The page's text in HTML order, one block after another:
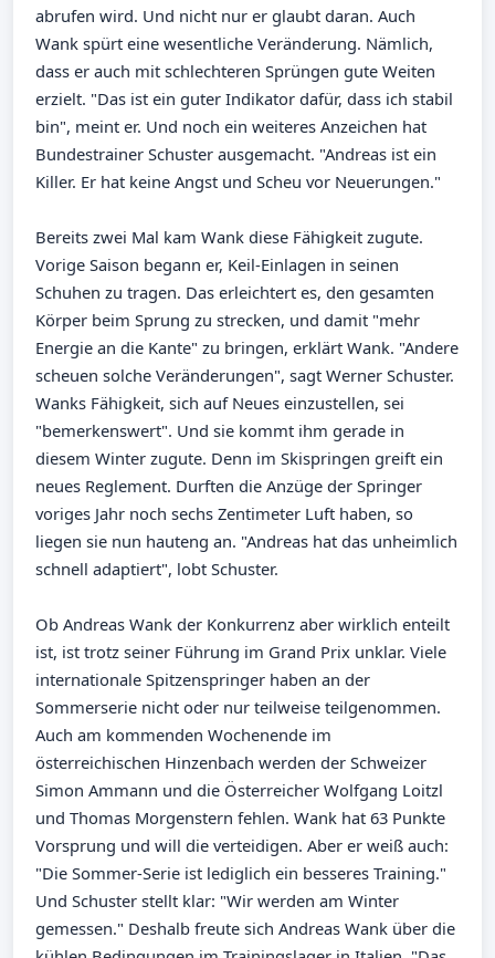
abrufen wird. Und nicht nur er glaubt daran. Auch
Wank spürt eine wesentliche Veränderung. Nämlich,
dass er auch mit schlechteren Sprüngen gute Weiten
erzielt. "Das ist ein guter Indikator dafür, dass ich stabil
bin", meint er. Und noch ein weiteres Anzeichen hat
Bundestrainer Schuster ausgemacht. "Andreas ist ein
Killer. Er hat keine Angst und Scheu vor Neuerungen."
Bereits zwei Mal kam Wank diese Fähigkeit zugute.
Vorige Saison begann er, Keil-Einlagen in seinen
Schuhen zu tragen. Das erleichtert es, den gesamten
Körper beim Sprung zu strecken, und damit "mehr
Energie an die Kante" zu bringen, erklärt Wank. "Andere
scheuen solche Veränderungen", sagt Werner Schuster.
Wanks Fähigkeit, sich auf Neues einzustellen, sei
"bemerkenswert". Und sie kommt ihm gerade in
diesem Winter zugute. Denn im Skispringen greift ein
neues Reglement. Durften die Anzüge der Springer
voriges Jahr noch sechs Zentimeter Luft haben, so
liegen sie nun hauteng an. "Andreas hat das unheimlich
schnell adaptiert", lobt Schuster.
Ob Andreas Wank der Konkurrenz aber wirklich enteilt
ist, ist trotz seiner Führung im Grand Prix unklar. Viele
internationale Spitzenspringer haben an der
Sommerserie nicht oder nur teilweise teilgenommen.
Auch am kommenden Wochenende im
österreichischen Hinzenbach werden der Schweizer
Simon Ammann und die Österreicher Wolfgang Loitzl
und Thomas Morgenstern fehlen. Wank hat 63 Punkte
Vorsprung und will die verteidigen. Aber er weiß auch:
"Die Sommer-Serie ist lediglich ein besseres Training."
Und Schuster stellt klar: "Wir werden am Winter
gemessen." Deshalb freute sich Andreas Wank über die